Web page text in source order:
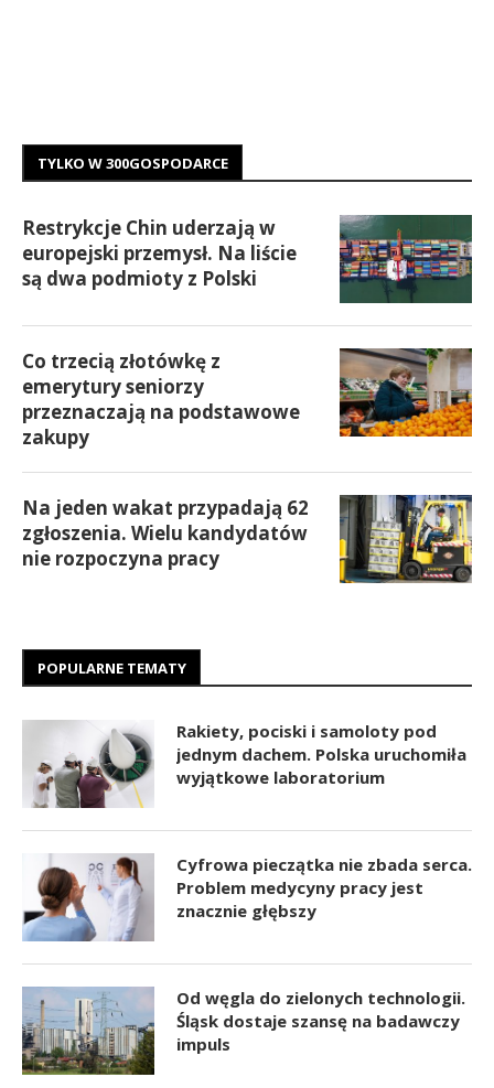
TYLKO W 300GOSPODARCE
Restrykcje Chin uderzają w
europejski przemysł. Na liście
są dwa podmioty z Polski
Co trzecią złotówkę z
emerytury seniorzy
przeznaczają na podstawowe
zakupy
Na jeden wakat przypadają 62
zgłoszenia. Wielu kandydatów
nie rozpoczyna pracy
POPULARNE TEMATY
Rakiety, pociski i samoloty pod
jednym dachem. Polska uruchomiła
wyjątkowe laboratorium
Cyfrowa pieczątka nie zbada serca.
Problem medycyny pracy jest
znacznie głębszy
Od węgla do zielonych technologii.
Śląsk dostaje szansę na badawczy
impuls